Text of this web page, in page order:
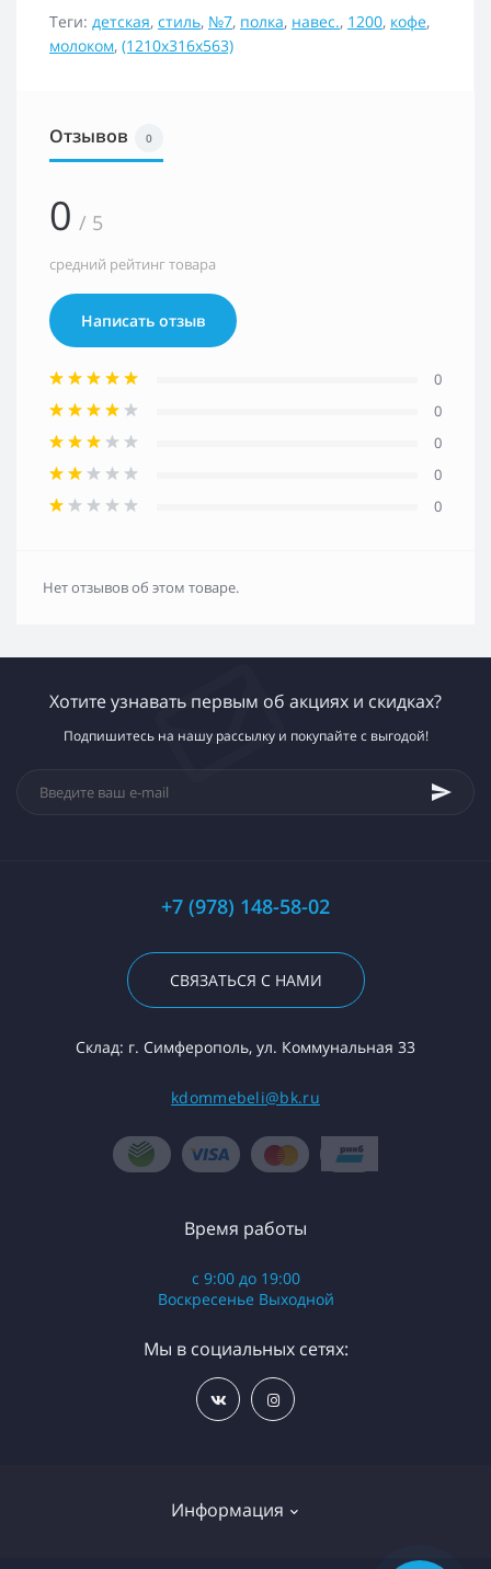
Теги: детская, стиль, №7, полка, навес., 1200, кофе,
молоком, (1210x316x563)
Отзывов 0
0 / 5
средний рейтинг товара
Написать отзыв
0
0
0
0
0
Нет отзывов об этом товаре.
Хотите узнавать первым об акциях и скидках?
Подпишитесь на нашу рассылку и покупайте с выгодой!
+7 (978) 148-58-02
СВЯЗАТЬСЯ С НАМИ
Склад: г. Симферополь, ул. Коммунальная 33
kdommebeli@bk.ru
Информация
Время работы
с 9:00 до 19:00
Воскресенье Выходной
Мы в социальных сетях: